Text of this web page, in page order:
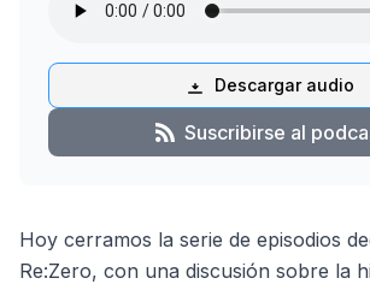
Descargar audio
Suscribirse al
Hoy cerramos la serie de episodios
Re:Zero, con una discusión sobre la